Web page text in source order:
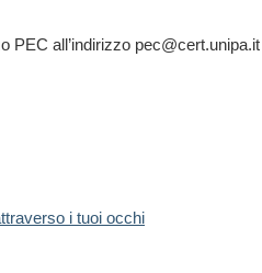
all’indirizzo
i tuoi occhi